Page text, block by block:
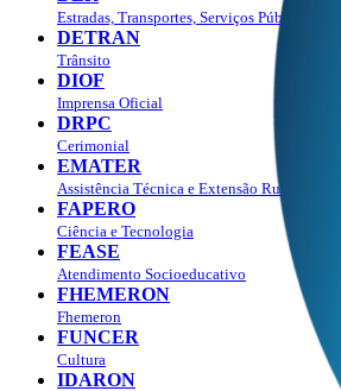
Estradas, Transportes, Serviços Públicos
DETRAN
Trânsito
DIOF
Imprensa Oficial
DRPC
Cerimonial
EMATER
Assistência Técnica e Extensão Rural
FAPERO
Ciência e Tecnologia
FEASE
Atendimento Socioeducativo
FHEMERON
Fhemeron
FUNCER
Cultura
IDARON